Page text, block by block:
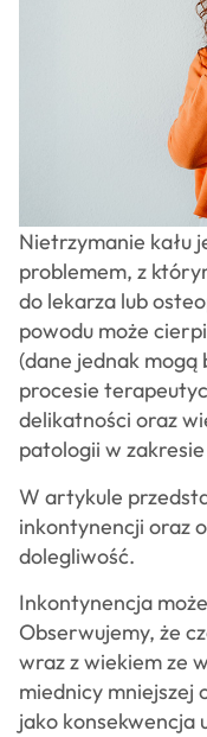
Nietrzymanie kału
problemem, z
do lekarza lub
powodu może
(dane jednak mogą
procesie
delikatności oraz
patologii w
W artykule
inkontynencji oraz
dolegliwość.
Inkontynencja
Obserwujemy, że
wraz z wiekiem ze
miednicy mniejszej
jako konsekwencja